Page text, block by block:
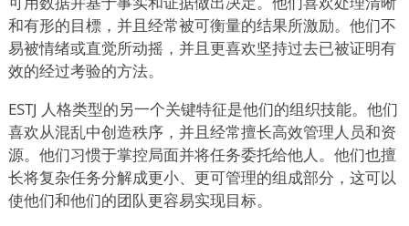
和有形的目標，并且经常被可衡量的结果所激励。他们不
易被情绪或直觉所动摇，并且更喜欢坚持过去已被证明有
效的经过考验的方法。
ESTJ 人格类型的另一个关键特征是他们的组织技能。他们
喜欢从混乱中创造秩序，并且经常擅长高效管理人员和资
源。他们习惯于掌控局面并将任务委托给他人。他们也擅
长将复杂任务分解成更小、更可管理的组成部分，这可以
使他们和他们的团队更容易实现目标。